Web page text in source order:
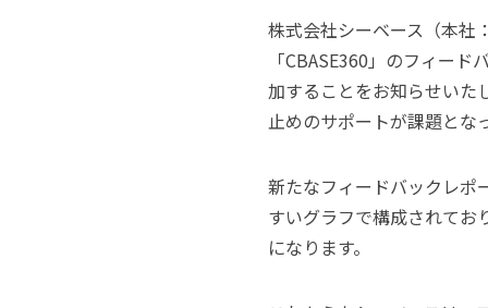
株式会社シーベース（本社
「CBASE360」のフィー
加することをお知らせいた
止めのサポートが課題とな
新たなフィードバックレポ
すいグラフで構成されてお
になります。